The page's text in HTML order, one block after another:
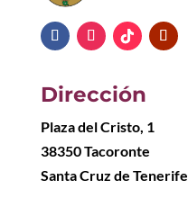
Dirección
Plaza del Cristo, 1
38350 Tacoronte
Santa Cruz de Tenerife